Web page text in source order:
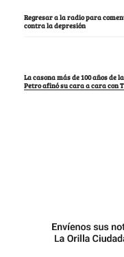
Regresar a la radio para
contra la depresión
La casona más de 100 años de
Petro afinó su cara a cara con